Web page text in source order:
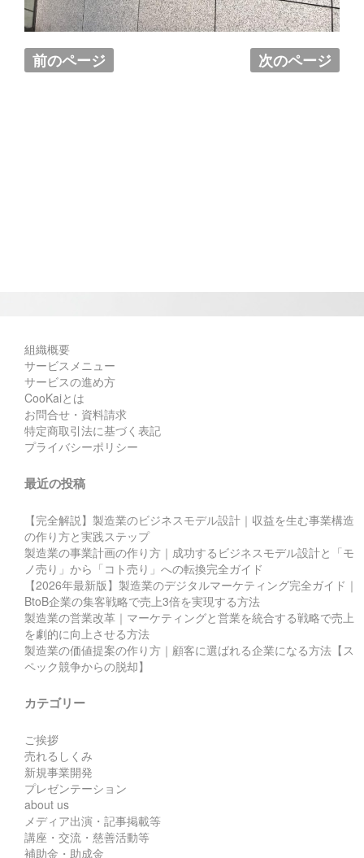
前のページ 次のページ
組織概要
サービスメニュー
サービスの進め方
CooKaiとは
お問合せ・資料請求
特定商取引法に基づく表記
プライバシーポリシー
最近の投稿
【完全解説】製造業のビジネスモデル設計｜収益を生む事業構造
の作り方と実践ステップ
製造業の事業計画の作り方｜成功するビジネスモデル設計と「モ
ノ売り」から「コト売り」への転換完全ガイド
【2026年最新版】製造業のデジタルマーケティング完全ガイド｜
BtoB企業の集客戦略で売上3倍を実現する方法
製造業の営業改革｜マーケティングと営業を統合する戦略で売上
を劇的に向上させる方法
製造業の価値提案の作り方｜顧客に選ばれる企業になる方法【ス
ペック競争からの脱却】
カテゴリー
ご挨拶
売れるしくみ
新規事業開発
プレゼンテーション
about us
メディア出演・記事掲載等
講座・交流・慈善活動等
補助金・助成金